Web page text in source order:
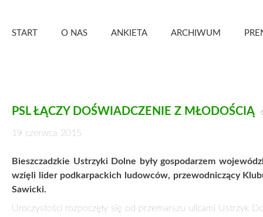
content
START O NAS ANKIETA ARCHIWUM
PSL ŁĄCZY DOŚWIADCZENIE Z MŁODOŚCIĄ
19 czerwca 2015
Bieszczadzkie Ustrzyki Dolne były gospodarzem
wzięli lider podkarpackich ludowców, przewodniczący
Sawicki.
Uroczystości rozpoczęły się od przemarszu ulicami Ustrzyk